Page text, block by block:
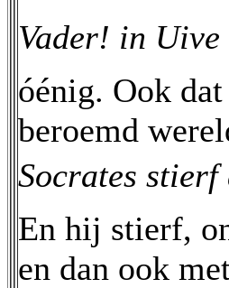
Vader! in
óénig. Ook
beroemd
Socrates
En hij stierf,
en dan ook